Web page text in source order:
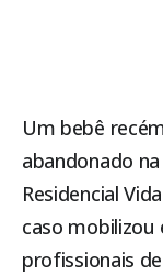
Um bebê
abandonado
Residencial
caso mobilizou
profissionais